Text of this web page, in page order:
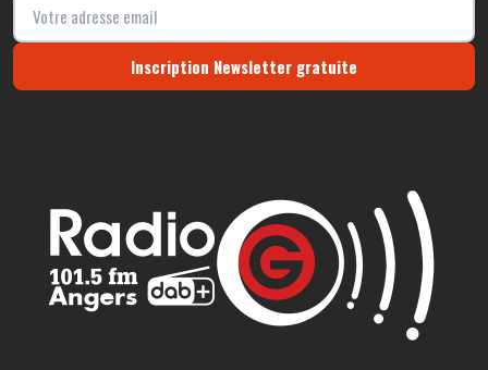
Inscription Newsletter gratuite